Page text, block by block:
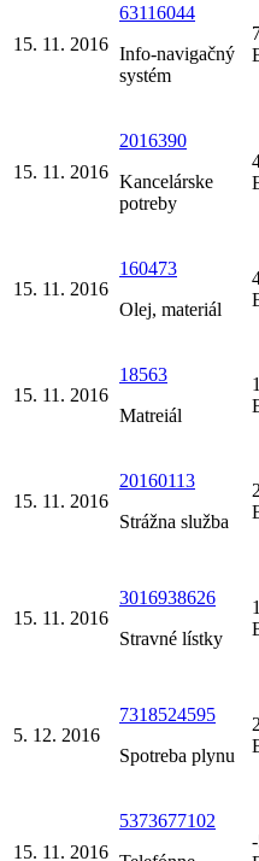
15. 11. 2016
63116044
Info-navigačný
systém
15. 11. 2016
2016390
Kancelárske
potreby
15. 11. 2016
160473
Olej, materiál
15. 11. 2016
18563
Matreiál
15. 11. 2016
20160113
Strážna služba
15. 11. 2016
3016938626
Stravné lístky
5. 12. 2016
7318524595
Spotreba plynu
15. 11. 2016
5373677102